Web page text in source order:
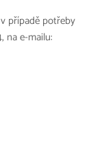
případě potřeby
na e-mailu: